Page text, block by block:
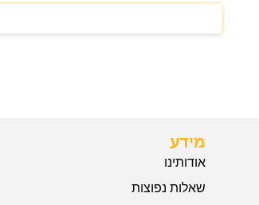
מידע
אודותינו
שאלות נפוצות